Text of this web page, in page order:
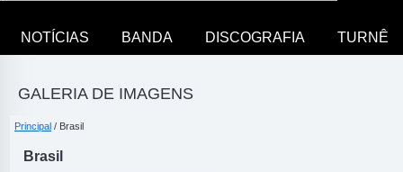
NOTÍCIAS BANDA DISCOGRAFIA TURNÊ
GALERIA DE IMAGENS
Principal / Brasil
Brasil